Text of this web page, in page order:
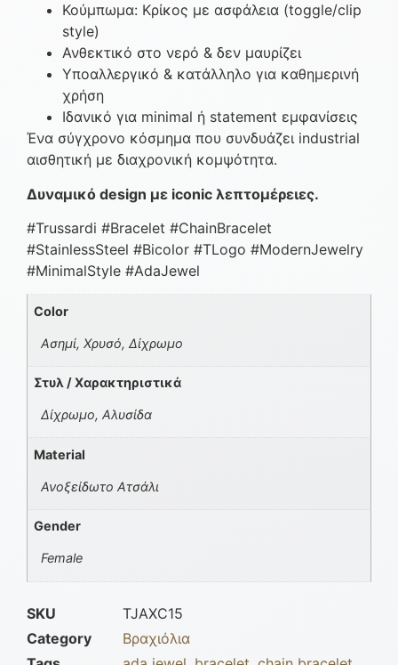
Κούμπωμα: Κρίκος με ασφάλεια (toggle/clip
style)
Ανθεκτικό στο νερό & δεν μαυρίζει
Υποαλλεργικό & κατάλληλο για καθημερινή
χρήση
Ιδανικό για minimal ή statement εμφανίσεις
Ένα σύγχρονο κόσμημα που συνδυάζει industrial
αισθητική με διαχρονική κομψότητα.
Δυναμικό design με iconic λεπτομέρειες.
#Trussardi #Bracelet #ChainBracelet
#StainlessSteel #Bicolor #TLogo #ModernJewelry
#MinimalStyle #AdaJewel
Color
Ασημί, Χρυσό, Δίχρωμο
Στυλ / Χαρακτηριστικά
Δίχρωμο, Αλυσίδα
Material
Ανοξείδωτο Ατσάλι
Gender
Female
SKU
TJAXC15
Category
Βραχιόλια